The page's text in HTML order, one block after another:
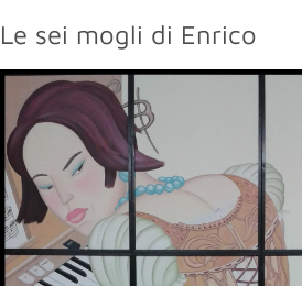
Le sei mogli di Enrico